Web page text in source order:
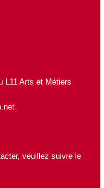
L11 Arts et Métiers
veuillez suivre le